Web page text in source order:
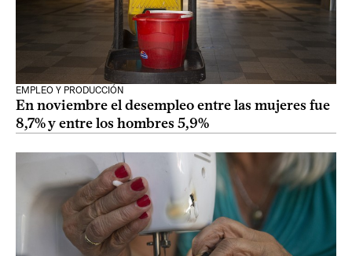
EMPLEO Y PRODUCCIÓN
En noviembre el desempleo entre las mujeres fue
8,7% y entre los hombres 5,9%